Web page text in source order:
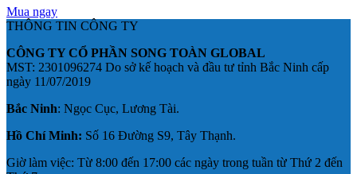
Mua ngay
THÔNG TIN CÔNG TY
CÔNG TY CỔ PHẦN SONG TOÀN GLOBAL
MST: 2301096274 Do sở kế hoạch và đầu tư tỉnh Bắc Ninh cấp
ngày 11/07/2019
Bắc Ninh: Ngọc Cục, Lương Tài.
Hồ Chí Minh: Số 16 Đường S9, Tây Thạnh.
Giờ làm việc: Từ 8:00 đến 17:00 các ngày trong tuần từ Thứ 2 đến